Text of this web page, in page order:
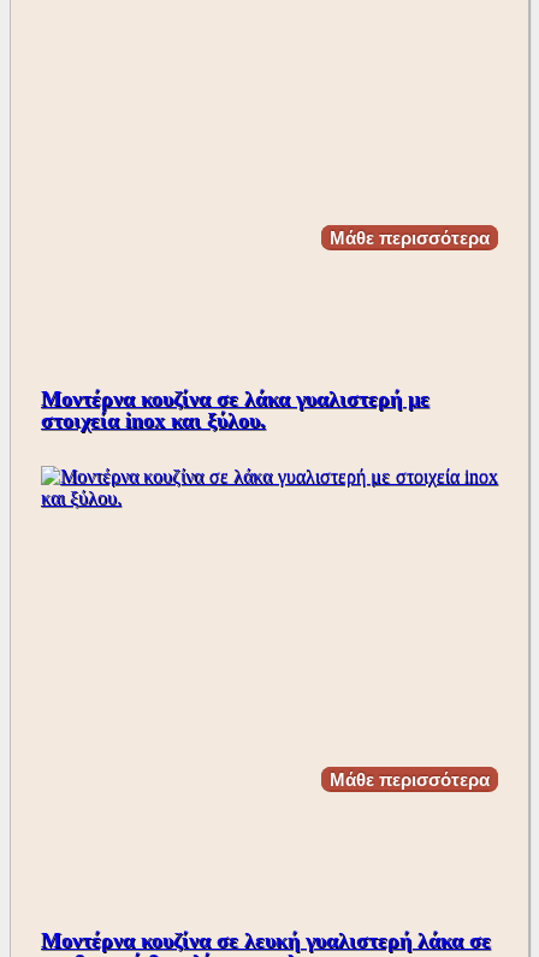
Μάθε περισσότερα
Μοντέρνα κουζίνα σε λάκα γυαλιστερή με
στοιχεία inox και ξύλου.
Μάθε περισσότερα
Μοντέρνα κουζίνα σε λευκή γυαλιστερή λάκα σε